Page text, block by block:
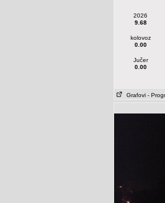
2026
9.68
kolovoz
0.00
Jučer
0.00
Grafovi -